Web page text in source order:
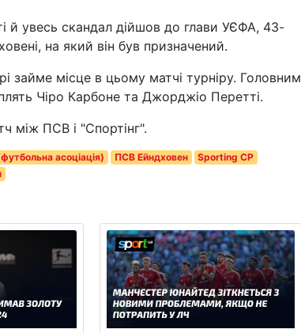
й увесь скандал дійшов до глави УЄФА, 43-
на який він був призначений.
займе місце в цьому матчі турніру. Головним
Чіро Карбоне та Джорджіо Перетті.
між ПСВ і "Спортінг".
асоціація) ПСВ Ейндховен
Sporting CP